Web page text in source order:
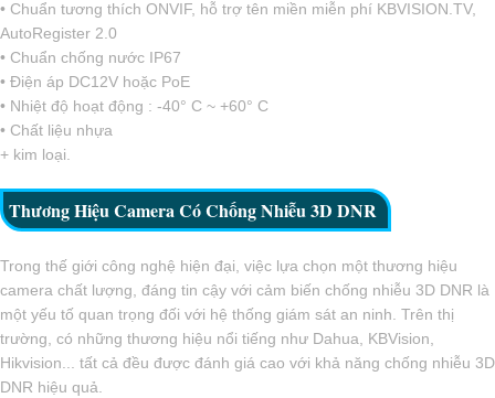
• Chuẩn tương thích ONVIF, hỗ trợ tên miền miễn phí KBVISION.TV,
AutoRegister 2.0
• Chuẩn chống nước IP67
• Điện áp DC12V hoặc PoE
• Nhiệt độ hoạt động : -40° C ~ +60° C
• Chất liệu nhựa
+ kim loại.
Thương Hiệu Camera Có Chống Nhiễu 3D DNR
Trong thế giới công nghệ hiện đại, việc lựa chọn một thương hiệu
camera chất lượng, đáng tin cậy với cảm biến chống nhiễu 3D DNR là
một yếu tố quan trọng đối với hệ thống giám sát an ninh. Trên thị
trường, có những thương hiệu nổi tiếng như Dahua, KBVision,
Hikvision... tất cả đều được đánh giá cao với khả năng chống nhiễu 3D
DNR hiệu quả.